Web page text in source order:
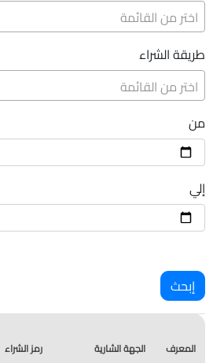
اختر من القائمة
طريقة الشراء
اختر من القائمة
من
إلي
المعرف الجهة الشارية رمز الشراء